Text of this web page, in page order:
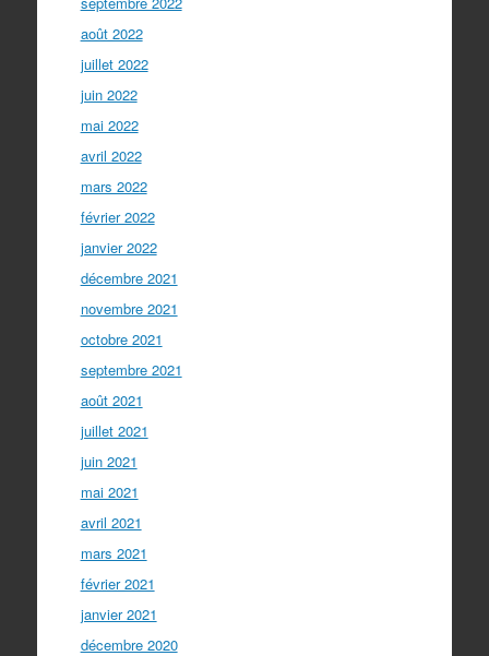
août 2022
juillet 2022
juin 2022
mai 2022
avril 2022
mars 2022
février 2022
janvier 2022
décembre 2021
novembre 2021
octobre 2021
septembre 2021
août 2021
juillet 2021
juin 2021
mai 2021
avril 2021
mars 2021
février 2021
janvier 2021
décembre 2020